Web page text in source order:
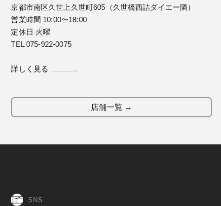
京都市南区久世上久世町605（久世橋西詰ダイエー隣）
営業時間 10:00〜18:00
定休日 火曜
TEL 075-922-0075
詳しく見る
店舗一覧 →
SNS